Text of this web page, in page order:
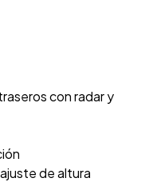
con radar y
de altura